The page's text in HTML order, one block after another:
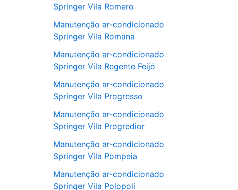
Springer Vila Romero
Manutenção ar-condicionado
Springer Vila Romana
Manutenção ar-condicionado
Springer Vila Regente Feijó
Manutenção ar-condicionado
Springer Vila Progresso
Manutenção ar-condicionado
Springer Vila Progredior
Manutenção ar-condicionado
Springer Vila Pompeia
Manutenção ar-condicionado
Springer Vila Polopoli